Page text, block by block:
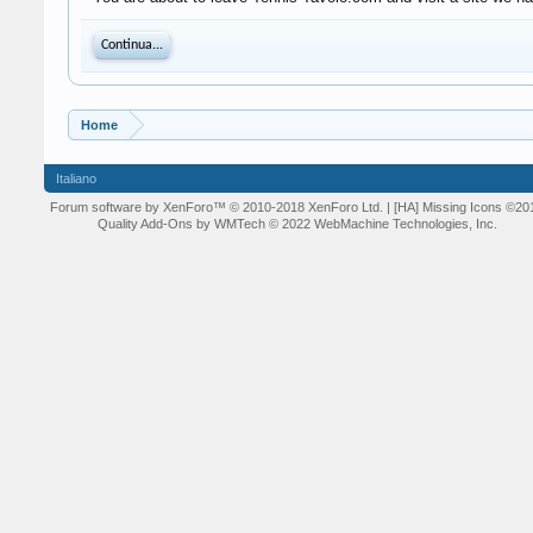
Continua...
Home
Italiano
Forum software by XenForo™ © 2010-2018 XenForo Ltd. | [HA] Missing Icons
Quality Add-Ons by WMTech © 2022 WebMachine Technologies, Inc.